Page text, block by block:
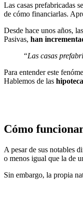
Las casas prefabricadas
de cómo financiarlas.
Desde hace unos años, las
Pasivas, han
“Las casas
Para entender este
Hablemos de las
Cómo
A pesar de sus notables
o menos igual que la de
Sin embargo, la propia